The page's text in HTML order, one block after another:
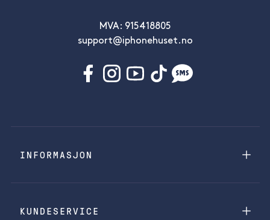
MVA: 915418805
support@iphonehuset.no
INFORMASJON
KUNDESERVICE